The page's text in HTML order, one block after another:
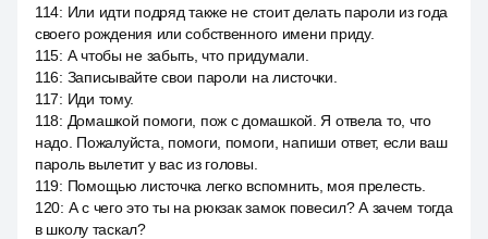
114: Или идти подряд также не стоит делать пароли из года
своего рождения или собственного имени приду.
115: А чтобы не забыть, что придумали.
116: Записывайте свои пароли на листочки.
117: Иди тому.
118: Домашкой помоги, пож с домашкой. Я отвела то, что
надо. Пожалуйста, помоги, помоги, напиши ответ, если ваш
пароль вылетит у вас из головы.
119: Помощью листочка легко вспомнить, моя прелесть.
120: А с чего это ты на рюкзак замок повесил? А зачем тогда
в школу таскал?